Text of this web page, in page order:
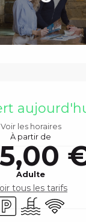
Voir les horaires
À partir de
Adulte
tous les tarifs
PiscineWiFi